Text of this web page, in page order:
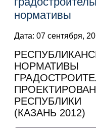
нормативы
Дата: 07 сентября,
НОРМАТИВЫ
(КАЗАНЬ 2012)